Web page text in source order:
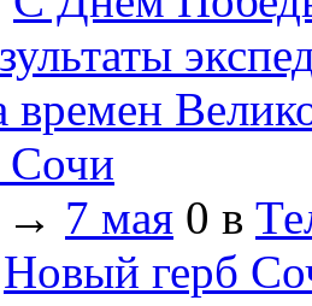
времен
Сочи
→ 7 мая 0 в
Новый герб